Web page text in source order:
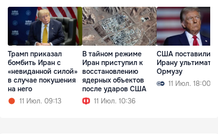
Трамп приказал
бомбить Иран с
«невиданной силой»
в случае покушения
на него
11 Июл. 09:13
В тайном режиме
Иран приступил к
восстановлению
ядерных объектов
после ударов США
11 Июл. 10:36
США поставили
Ирану
Ормузу
11 Июл. 18:00